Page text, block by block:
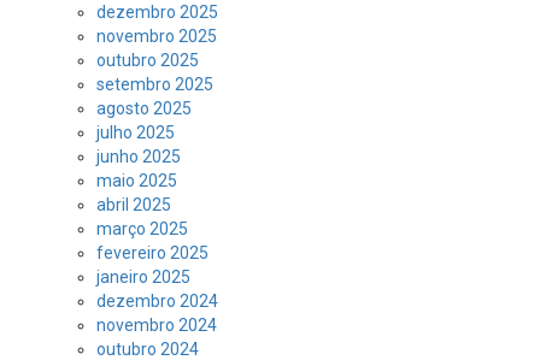
dezembro 2025
novembro 2025
outubro 2025
setembro 2025
agosto 2025
julho 2025
junho 2025
maio 2025
abril 2025
março 2025
fevereiro 2025
janeiro 2025
dezembro 2024
novembro 2024
outubro 2024